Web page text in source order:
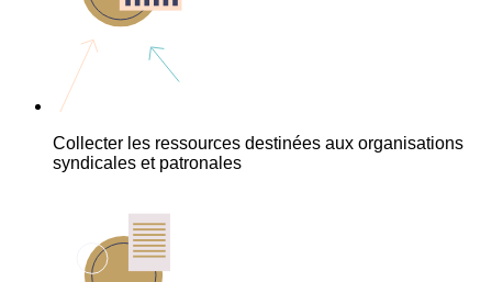
Collecter les ressources destinées aux organisations
syndicales et patronales